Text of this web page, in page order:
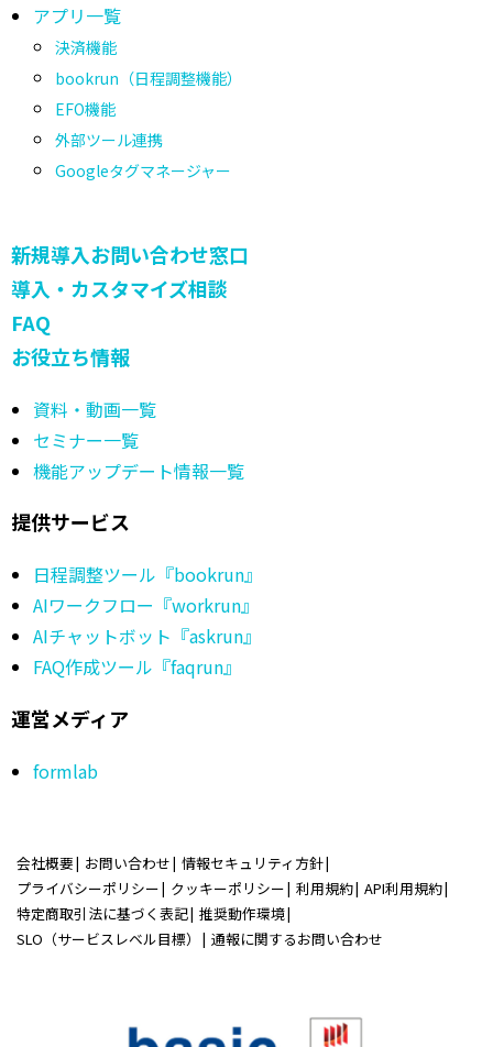
アプリ一覧
決済機能
bookrun（日程調整機能）
EFO機能
外部ツール連携
Googleタグマネージャー
新規導入お問い合わせ窓口
導入・カスタマイズ相談
FAQ
お役立ち情報
資料・動画一覧
セミナー一覧
機能アップデート情報一覧
提供サービス
日程調整ツール『bookrun』
AIワークフロー『workrun』
AIチャットボット『askrun』
FAQ作成ツール『faqrun』
運営メディア
formlab
会社概要 お問い合わせ 情報セキュリティ方針
プライバシーポリシー
クッキーポリシー 利用規約 API利用規約
特定商取引法に基づく表記 推奨動作環境
SLO（サービスレベル目標）
通報に関するお問い合わせ